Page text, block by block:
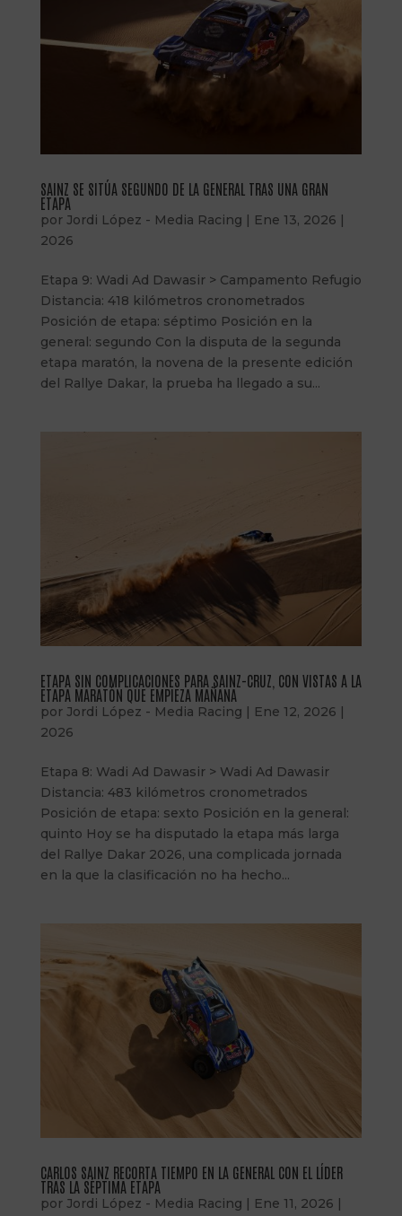
SAINZ SE SITÚA SEGUNDO DE LA GENERAL TRAS UNA GRAN
ETAPA
por Jordi López - Media Racing | Ene 13, 2026 |
2026
Etapa 9: Wadi Ad Dawasir > Campamento Refugio
Distancia: 418 kilómetros cronometrados
Posición de etapa: séptimo Posición en la
general: segundo Con la disputa de la segunda
etapa maratón, la novena de la presente edición
del Rallye Dakar, la prueba ha llegado a su...
ETAPA SIN COMPLICACIONES PARA SAINZ-CRUZ, CON VISTAS A LA
ETAPA MARATÓN QUE EMPIEZA MAÑANA
por Jordi López - Media Racing | Ene 12, 2026 |
2026
Etapa 8: Wadi Ad Dawasir > Wadi Ad Dawasir
Distancia: 483 kilómetros cronometrados
Posición de etapa: sexto Posición en la general:
quinto Hoy se ha disputado la etapa más larga
del Rallye Dakar 2026, una complicada jornada
en la que la clasificación no ha hecho...
CARLOS SAINZ RECORTA TIEMPO EN LA GENERAL CON EL LÍDER
TRAS LA SÉPTIMA ETAPA
por Jordi López - Media Racing | Ene 11, 2026 |